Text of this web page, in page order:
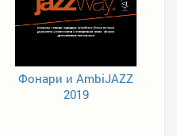
Фонари и AmbiJAZZ
2019